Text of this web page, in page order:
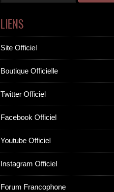
LIENS
Site Officiel
Boutique Officielle
Twitter Officiel
Facebook Officiel
Youtube Officiel
Instagram Officiel
Forum Francophone